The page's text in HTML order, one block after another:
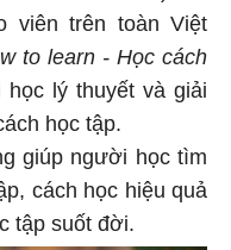
viên trên toàn Việt
to learn - Học cách
lý thuyết và giải
học tập.
giúp người học tìm
cách học hiệu quả
tập suốt đời.